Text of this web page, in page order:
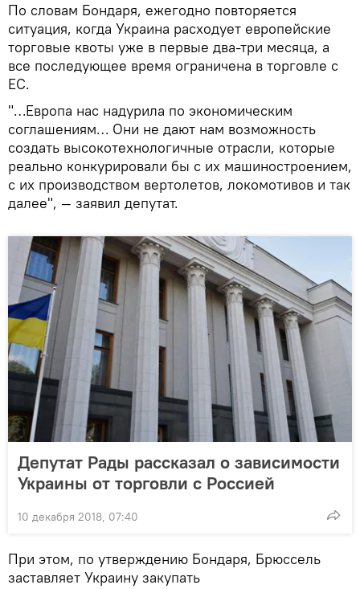
По словам Бондаря, ежегодно повторяется
ситуация, когда Украина расходует европейские
торговые квоты уже в первые два-три месяца, а
все последующее время ограничена в торговле с
ЕС.
"…Европа нас надурила по экономическим
соглашениям… Они не дают нам возможность
создать высокотехнологичные отрасли, которые
реально конкурировали бы с их машиностроением,
с их производством вертолетов, локомотивов и так
далее", — заявил депутат.
Депутат Рады рассказал о зависимости
Украины от торговли с Россией
10 декабря 2018, 07:40
При этом, по утверждению Бондаря, Брюссель
заставляет Украину закупать